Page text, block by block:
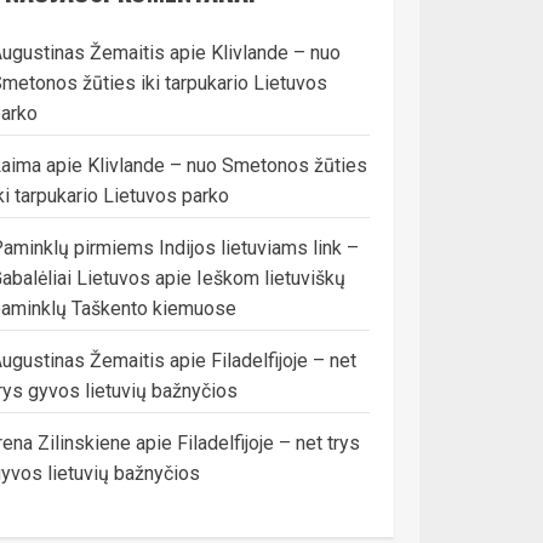
Žemaitis apie Klivlande – nuo
žūties iki tarpukario Lietuvos
apie Klivlande – nuo Smetonos žūties
tarpukario Lietuvos parko
pirmiems Indijos lietuviams link –
Lietuvos apie Ieškom lietuviškų
Taškento kiemuose
Žemaitis apie Filadelfijoje – net
gyvos lietuvių bažnyčios
Zilinskiene apie Filadelfijoje – net trys
lietuvių bažnyčios